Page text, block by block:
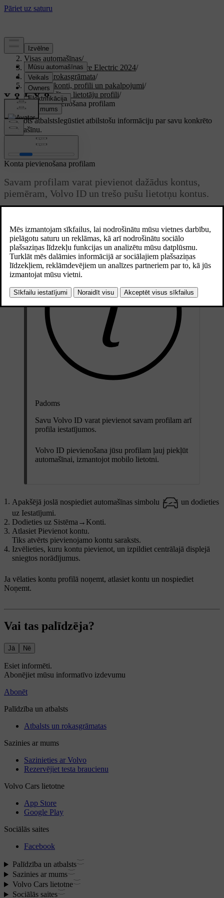
Atbalsts
Visas automašīnas/
XC40 Recharge Pure Electric 2024/
Lietotāja rokasgrāmata/
Lietotāju konti, profili un pakalpojumi/
Automašīnas lietotāju profili/
Konta pievienošana profilam
Pielāgots atbalstsIegūstiet atbilstošu informāciju par savu konkrēto
automašīnu.
Pierakstīties
Konta pievienošana profilam
Savam profilam varat pievienot dažādus kontus,
piemēram, Volvo ID un trešo pušu lietotņu kontus.
Padoms
Savu Volvo ID varat pievienot savam profilam arī
profila iestatījumos.
Volvo ID pievienošana jūsu profilam ļauj piekļūt
automašīnai, izmantojot mobilo lietotni.
Apakšējā joslā nospiediet automašīnas simbolu
un dodieties
uz Iestatījumi.
Dodieties uz Sistēma → Konti.
Atlasiet Pievienot kontu.
Tiks atvērts pievienojamo kontu saraksts.
Izvēlieties, kuru kontu pievienot, un izpildiet centrālajā displejā
sniegtos norādījumus.
Ja vēlaties kontu profilā noņemt, atlasiet kontu un nospiediet
Noņemt.
Vai tas palīdzēja?
Jā Nē